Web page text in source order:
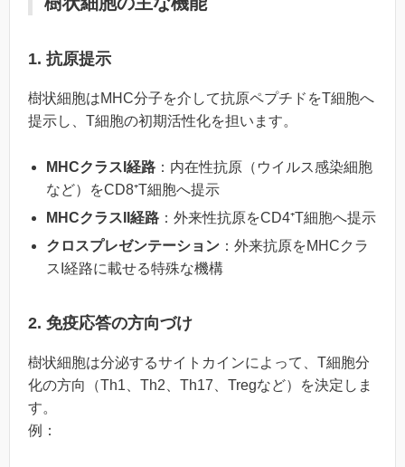
1. 抗原提示
樹状細胞はMHC分子を介して抗原ペプチドをT細胞へ
提示し、T細胞の初期活性化を担います。
MHCクラスI経路 ：内在性抗原（ウイルス感染細胞
など）をCD8⁺T細胞へ提示
MHCクラスII経路 ：外来性抗原をCD4⁺T細胞へ提示
クロスプレゼンテーション ：外来抗原をMHCクラ
スI経路に載せる特殊な機構
2. 免疫応答の方向づけ
樹状細胞は分泌するサイトカインによって、T細胞分
化の方向（Th1、Th2、Th17、Tregなど）を決定しま
す。
例：